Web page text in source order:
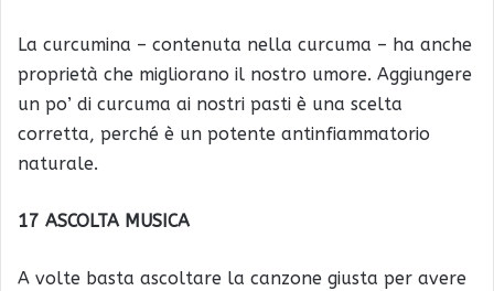
La curcumina – contenuta nella curcuma – ha anche
proprietà che migliorano il nostro umore. Aggiungere
un po’ di curcuma ai nostri pasti è una scelta
corretta, perché è un potente antinfiammatorio
naturale.
17 ASCOLTA MUSICA
A volte basta ascoltare la canzone giusta per avere